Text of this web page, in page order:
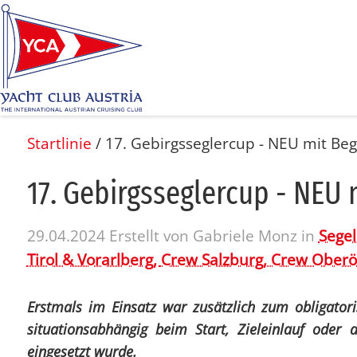
Startlinie / 17. Gebirgsseglercup - NEU mit
17. Ge­birgs­seg­ler­cup -
29.04.2024 Erstellt von Gabriele Monz in
Tirol & Vorarlberg, Crew Salzburg, Crew
Erstmals im Einsatz war zusätzlich zum
situationsabhängig beim Start, Zieleinlauf oder
eingesetzt wurde.